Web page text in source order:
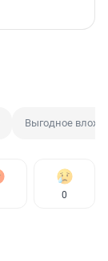
Выгодное
0